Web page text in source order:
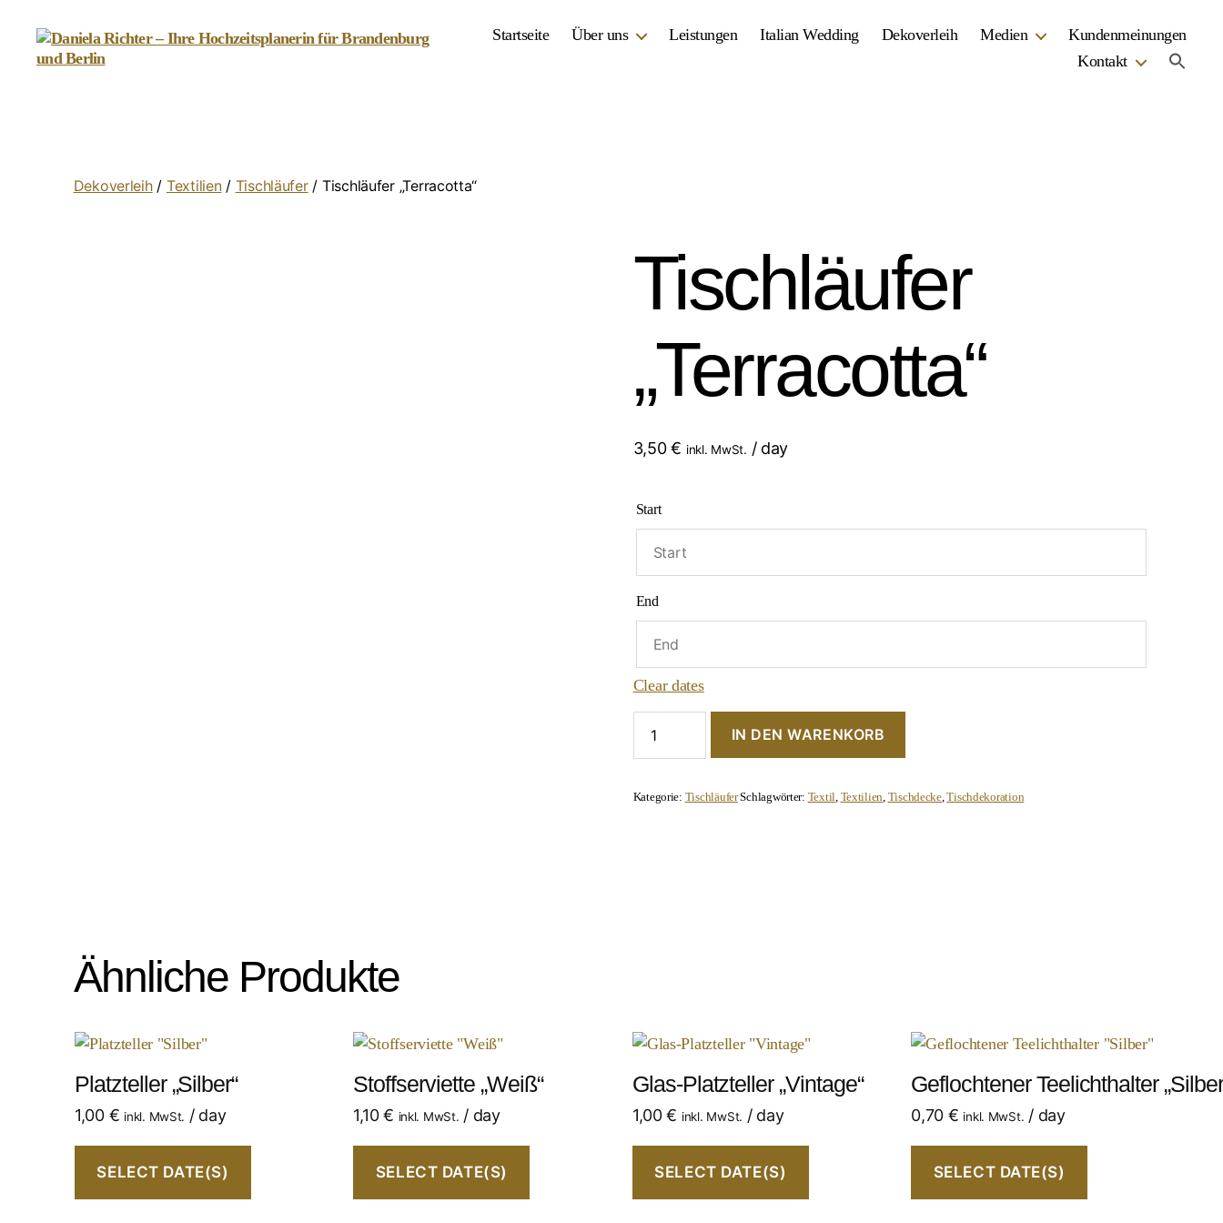
Brandenburg
Startseite Über uns Leistungen Italian Wedding Dekoverleih Medien
Kundenmeinungen
Kontakt
Dekoverleih/ Textilien/ Tischläufer/ Tischläufer „Terracotta“
Tischläufer
„Terracotta“
3,50€ inkl. MwSt. / day
Start
End
Clear dates
"Terracotta"
IN DEN WARENKORB
Kategorie: TischläuferSchlagwörter: Textil, Textilien, Tischdecke,Tischdekoration
Ähnliche Produkte
Platzteller „Silber“
1,00 € inkl. MwSt. / day
SELECT DATE(S)
Stoffserviette „Weiß“
1,10€ inkl. MwSt. / day
SELECT DATE(S)
Glas-Platzteller „Vintage“
1,00€ inkl. MwSt. / day
SELECT DATE(S)
Geflochtener Teelichthalter
0,70 € inkl. MwSt. / day
SELECT DATE(S)